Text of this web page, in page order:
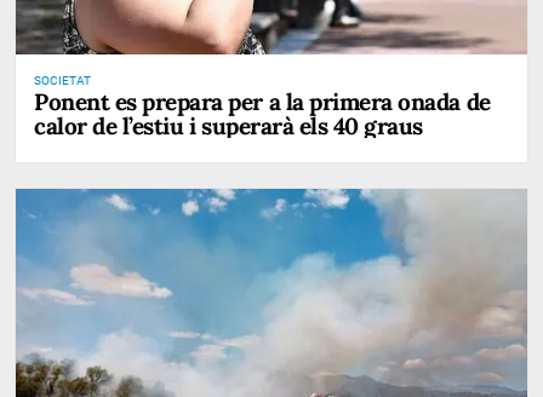
SOCIETAT
Ponent es prepara per a la primera onada de
calor de l’estiu i superarà els 40 graus